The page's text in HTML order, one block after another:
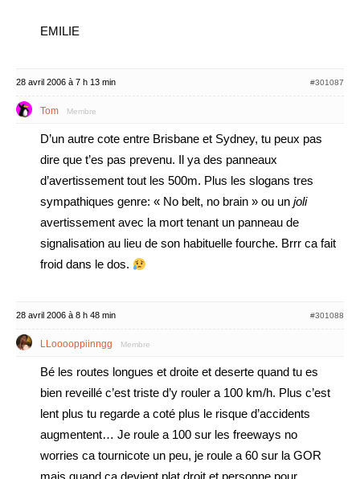
EMILIE
28 avril 2006 à 7 h 13 min #301087
Tom Membre
D’un autre cote entre Brisbane et Sydney, tu peux pas
dire que t’es pas prevenu. Il ya des panneaux
d’avertissement tout les 500m. Plus les slogans tres
sympathiques genre: « No belt, no brain » ou un joli
avertissement avec la mort tenant un panneau de
signalisation au lieu de son habituelle fourche. Brrr ca fait
froid dans le dos.
28 avril 2006 à 8 h 48 min #301088
LLooooppiinngg Membre
Bé les routes longues et droite et deserte quand tu es
bien reveillé c’est triste d’y rouler a 100 km/h. Plus c’est
lent plus tu regarde a coté plus le risque d’accidents
augmentent… Je roule a 100 sur les freeways no
worries ca tournicote un peu, je roule a 60 sur la GOR
mais quand ca devient plat droit et personne pour